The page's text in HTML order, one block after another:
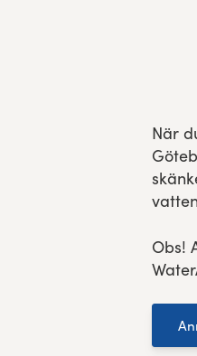
När
Obs!
Göteborgsvarvets
Funktionär/Volontär